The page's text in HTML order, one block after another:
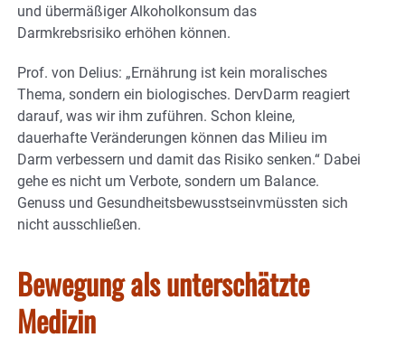
und übermäßiger Alkoholkonsum das
Darmkrebsrisiko erhöhen können.
Prof. von Delius: „Ernährung ist kein moralisches
Thema, sondern ein biologisches. DervDarm reagiert
darauf, was wir ihm zuführen. Schon kleine,
dauerhafte Veränderungen können das Milieu im
Darm verbessern und damit das Risiko senken.“ Dabei
gehe es nicht um Verbote, sondern um Balance.
Genuss und Gesundheitsbewusstseinvmüssten sich
nicht ausschließen.
Bewegung als unterschätzte
Medizin